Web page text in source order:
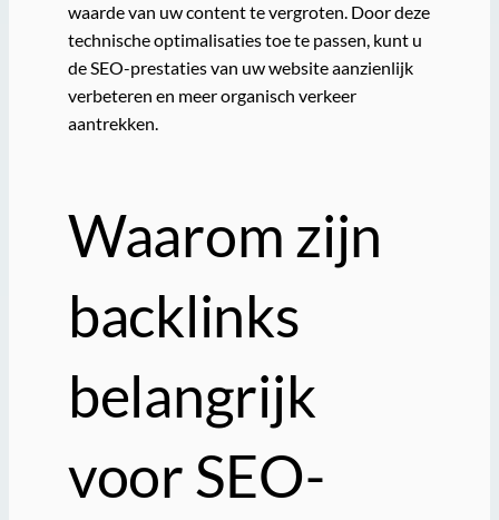
waarde van uw content te vergroten. Door deze
technische optimalisaties toe te passen, kunt u
de SEO-prestaties van uw website aanzienlijk
verbeteren en meer organisch verkeer
aantrekken.
Waarom zijn
backlinks
belangrijk
voor SEO-